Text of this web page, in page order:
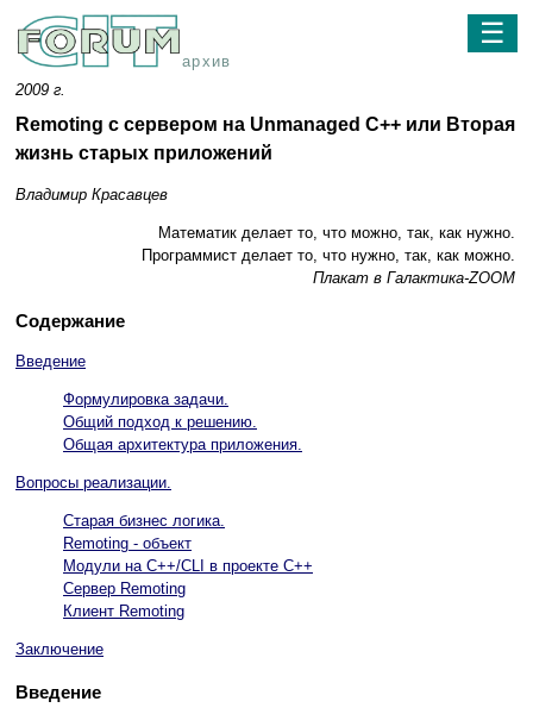
архив
☰
2009 г.
Remoting с сервером на Unmanaged C++ или Вторая
жизнь старых приложений
Владимир Красавцев
Математик делает то, что можно, так, как нужно.
Программист делает то, что нужно, так, как можно.
Плакат в Галактика-ZOOM
Содержание
Введение
Формулировка задачи.
Общий подход к решению.
Общая архитектура приложения.
Вопросы реализации.
Старая бизнес логика.
Remoting - объект
Модули на С++/CLI в проекте С++
Сервер Remoting
Клиент Remoting
Заключение
Введение